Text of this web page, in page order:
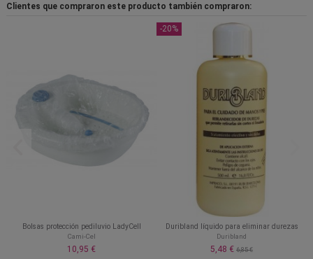
Clientes que compraron este producto también compraron:
Bolsas protección pediluvio LadyCell
Cami-Cel
10,95 €
-20%
Duribland líquido para eliminar durezas
Duribland
5,48 € 6,85 €